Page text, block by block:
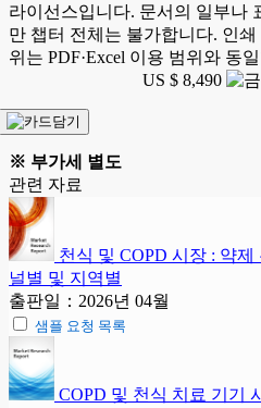
라이선스입니다. 문서의 일부나
만 챕터 전체는 불가합니다. 인
위는 PDF·Excel 이용 범위와 동
US $ 8,490
※ 부가세 별도
관련 자료
천식 및 COPD 시장 : 약
널별 및 지역별
출판일：2026년 04월
샘플 요청 목록
COPD 및 천식 치료 기기